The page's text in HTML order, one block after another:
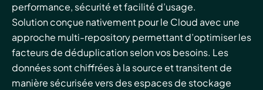
performance, sécurité et facilité d’usage.
Solution conçue nativement pour le Cloud avec une
approche multi-repository permettant d’optimiser les
facteurs de déduplication selon vos besoins. Les
données sont chiffrées à la source et transitent de
manière sécurisée vers des espaces de stockage